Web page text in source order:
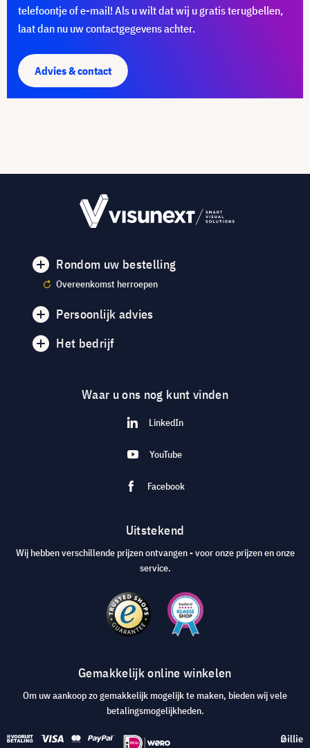
telefoontje of e-mail! Als u wilt dat wij u gratis terugbellen,
laat dan nu uw contactgegevens achter.
Advies & contact
Rondom uw bestelling
Overeenkomst herroepen
Persoonlijk advies
Het bedrijf
Waar u ons nog kunt vinden
LinkedIn
YouTube
Facebook
Uitstekend
Wij hebben verschillende prijzen ontvangen - voor onze prijzen en onze
service.
Gemakkelijk online winkelen
Om uw aankoop zo gemakkelijk mogelijk te maken, bieden wij vele
betalingsmogelijkheden.